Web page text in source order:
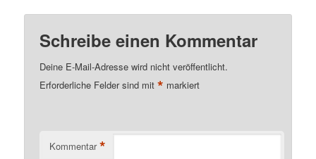
Schreibe einen Kommentar
Deine E-Mail-Adresse wird nicht veröffentlicht.
Erforderliche Felder sind mit* markiert
Kommentar *